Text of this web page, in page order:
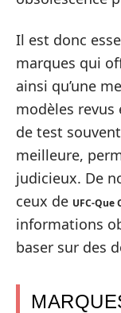
Il est donc
marques qui
ainsi qu’une
modèles
de test
meilleure,
judicieux. De
ceux de UFC-Que
informations
baser sur des